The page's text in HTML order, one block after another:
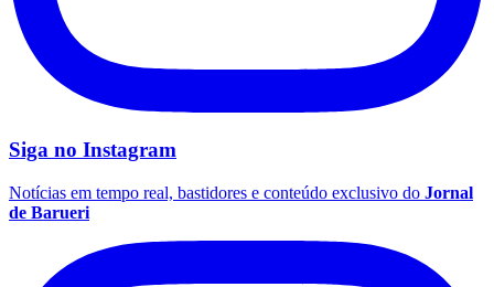
Siga no Instagram
Notícias em tempo real, bastidores e conteúdo exclusivo do Jornal
de Barueri